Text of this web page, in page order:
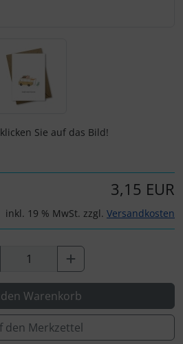
Sie auf das Bild!
3,15 EUR
inkl. 19 % MwSt. zzgl. Versandkosten
Warenkorb
den Merkzettel